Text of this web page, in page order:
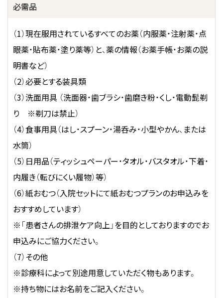
必需品
（1）現在服用されているすべてのお薬（内服薬・注射薬・点
眼薬・貼布薬・塗り薬等）と、薬の情報（お薬手帳・お薬の説
明書など）
（2）必要とする装具類
（3）洗面用具 （洗面器・歯ブラシ・歯磨き粉・くし・電動髭剃
り ※剃刀は禁止）
（4）食事用具（はし・スプーン・湯呑み・小型やかん、または
水筒）
（5）日用品（ティッシュペーパー・タオル・バスタオル・下着・
内履き（転びにくい履物）等）
（6）紙おむつ（入院セットにて紙おむつプランのお申込みを
おすすめしています）
※「患者さんの排泄ケア向上」を目的としておりますのでお
申込みにご協力ください。
（7）その他
※診療科によって別途用意していただく物もあります。
※持ち物にはお名前をご記入ください。